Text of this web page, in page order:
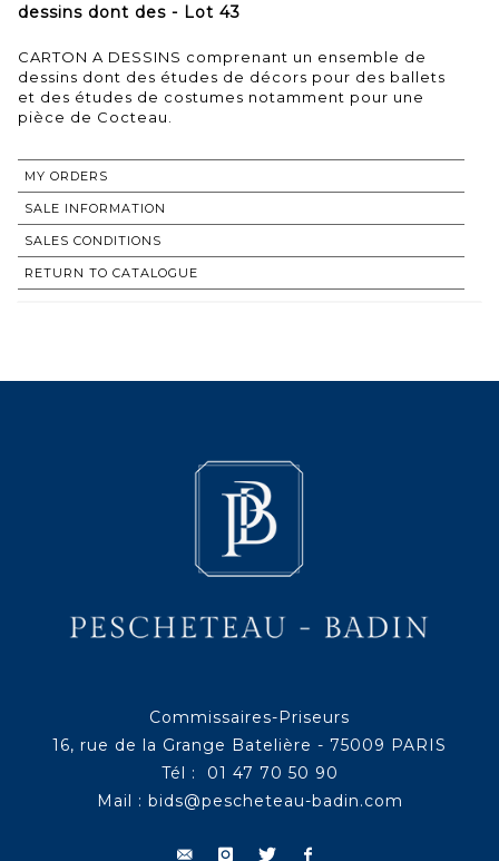
dessins dont des - Lot 43
CARTON A DESSINS comprenant un ensemble de
dessins dont des études de décors pour des ballets
et des études de costumes notamment pour une
pièce de Cocteau.
MY ORDERS
SALE INFORMATION
SALES CONDITIONS
RETURN TO CATALOGUE
Commissaires-Priseurs
16, rue de la Grange Batelière - 75009 PARIS
Tél : 01 47 70 50 90
Mail : bids@pescheteau-badin.com